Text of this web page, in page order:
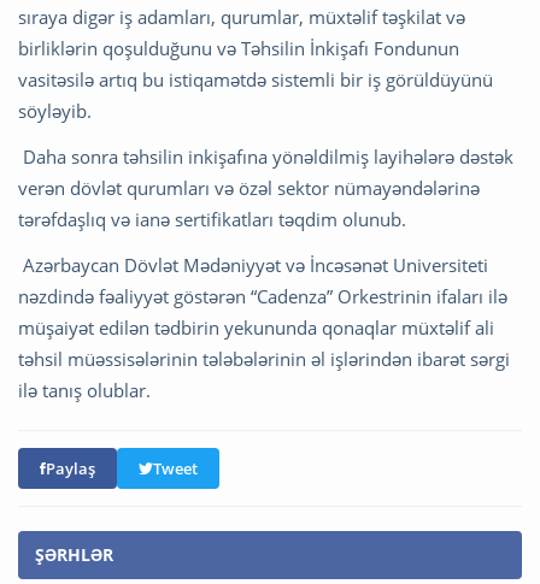
sıraya digər iş adamları, qurumlar, müxtəlif təşkilat və
birliklərin qoşulduğunu və Təhsilin İnkişafı Fondunun
vasitəsilə artıq bu istiqamətdə sistemli bir iş görüldüyünü
söyləyib.
Daha sonra təhsilin inkişafına yönəldilmiş layihələrə dəstək
verən dövlət qurumları və özəl sektor nümayəndələrinə
tərəfdaşlıq və ianə sertifikatları təqdim olunub.
Azərbaycan Dövlət Mədəniyyət və İncəsənət Universiteti
nəzdində fəaliyyət göstərən “Cadenza” Orkestrinin ifaları ilə
müşaiyət edilən tədbirin yekununda qonaqlar müxtəlif ali
təhsil müəssisələrinin tələbələrinin əl işlərindən ibarət sərgi
ilə tanış olublar.
Paylaş Tweet
ŞƏRHLƏR